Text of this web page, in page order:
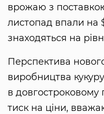
врожаю з
листопад впали на
знаходяться на
Перспектива
виробництва
в довгостроковому
тиск на ціни,